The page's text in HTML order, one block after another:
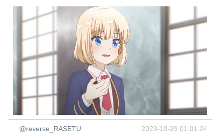
@reverse_RASETU 2023-10-29 01:01:24